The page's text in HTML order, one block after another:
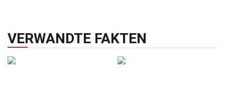
VERWANDTE FAKTEN